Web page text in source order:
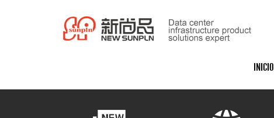
INICIO